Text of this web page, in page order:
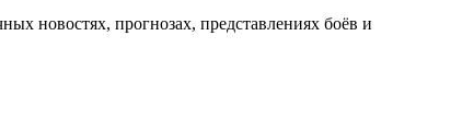
новостях, прогнозах, представлениях боёв и